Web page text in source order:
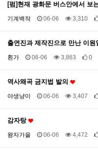
[펌]현재 광화문 버스안에서 보
기계백작 06-06 3,310
출연진과 제작진으로 만난 이
횐가 06-06 3,863 0
역사왜곡 금지법 발의
야생냥이 06-06 3,407
감자탕
왕자가을 06-06 4,472